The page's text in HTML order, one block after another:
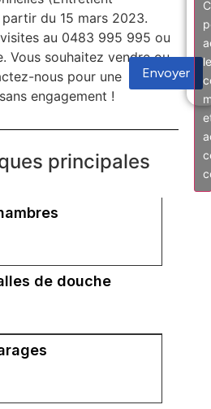
du 15 mars 2023.
au 0483 995 995 ou
Vous souhaitez vendre ou
nous pour une
engagement !
principales
de douche
Envoyer